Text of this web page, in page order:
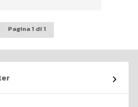
Pagina 1 di 1